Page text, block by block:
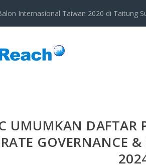
Internasional Taiwan 2020 di Taitung
UMUMKAN DAFTAR
GOVERNANCE &